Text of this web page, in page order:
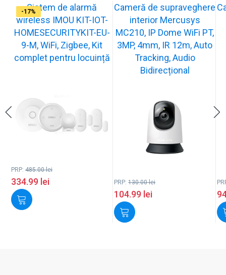
-31%
Sistem de alarmă
wireless IMOU KIT-IOT-
HOMESECURITYKIT-EU-
9-M, WiFi, Zigbee, Kit
complet pentru locuință
PRP: 485.00lei
334.99 lei
-19%
Cameră de supraveghere
interior Mercusys
MC210, IP Dome WiFi PT,
3MP, 4mm, IR 12m, Auto
Tracking, Audio
Bidirecțional
PRP: 130.00lei
104.99 lei
-21%
-13%
-15%
-20%
-12%
-13%
-16%
-17%